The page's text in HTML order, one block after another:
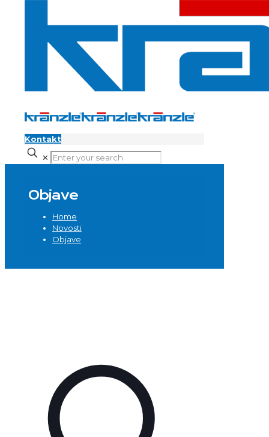
Kontakt
✕
Objave
Home
Novosti
Objave